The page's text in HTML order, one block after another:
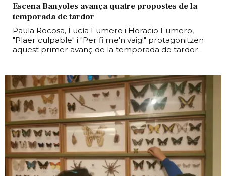
Escena Banyoles avança quatre propostes de la
temporada de tardor
Paula Rocosa, Lucía Fumero i Horacio Fumero,
"Plaer culpable" i "Per fi me'n vaig!" protagonitzen
aquest primer avanç de la temporada de tardor.